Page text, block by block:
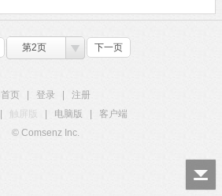
第2页 下一页
首页 登录
注册
触屏版 电脑版
客户端
© Comsenz Inc.